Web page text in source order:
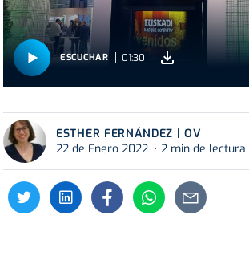
ESCUCHAR 01:30
ESTHER FERNÁNDEZ | OV
22 de Enero 2022
2 min de lectura